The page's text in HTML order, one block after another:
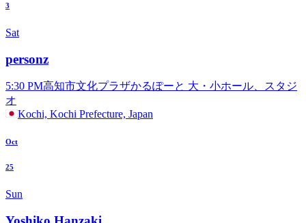
3
Sat
personz
5:30 PM高知市文化プラザかるぽーと 大・小ホール、スタジ
オ
Kochi, Kochi Prefecture, Japan
Oct
25
Sun